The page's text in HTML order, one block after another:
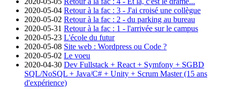
2020-05-04 Retour à la fac : 3 - J'ai croisé une collègue
2020-05-02 Retour à la fac : 2 - du parking au bureau
2020-05-31 Retour à la fac : 1 - l'arrivée sur le campus
2020-05-23 L'école du futur
2020-05-08 Site web : Wordpress ou Code ?
2020-05-02 Le voeu
2020-04-30 Dev Fullstack + React + Symfony + SGBD
SQL/NoSQL + Java/C# + Unity + Scrum Master (15 ans
d'expérience)